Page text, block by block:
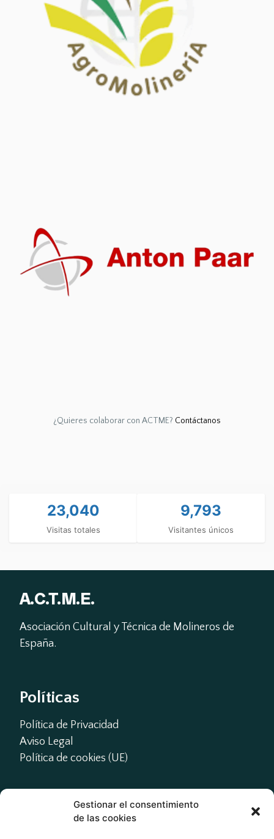
Gestionar el consentimiento
de las cookies
¿Quieres colaborar con ACTME? Contáctanos
23,040
Visitas totales
9,793
Visitantes únicos
A.C.T.M.E.
Asociación Cultural y Técnica de Molineros de
España.
Políticas
Política de Privacidad
Aviso Legal
Política de cookies (UE)
Contacto